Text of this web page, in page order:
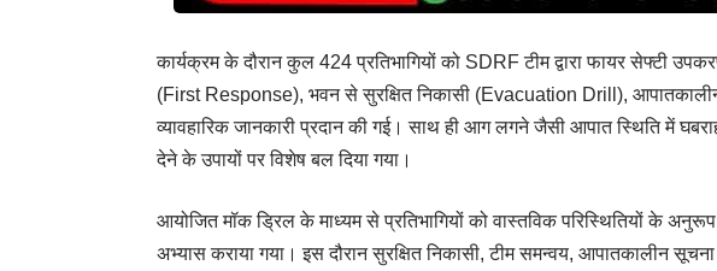
कार्यक्रम के दौरान कुल 424 प्रतिभागियों को SDRF टीम द्वारा फायर सेफ्टी
(First Response), भवन से सुरक्षित निकासी (Evacuation Drill), आपातकालीन
व्यावहारिक जानकारी प्रदान की गई। साथ ही आग लगने जैसी आपात स्थिति में
देने के उपायों पर विशेष बल दिया गया।
आयोजित मॉक ड्रिल के माध्यम से प्रतिभागियों को वास्तविक परिस्थितियों के अनुरूप
अभ्यास कराया गया। इस दौरान सुरक्षित निकासी, टीम समन्वय, आपातकालीन